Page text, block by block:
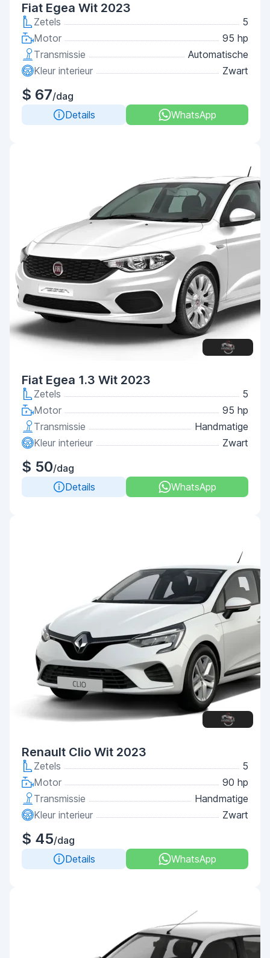
Fiat Egea Wit 2023
Zetels
5
Motor
95 hp
Transmissie
Automatische
Kleur interieur
Zwart
$ 67/dag
Details
WhatsApp
Fiat Egea 1.3 Wit 2023
Zetels
5
Motor
95 hp
Transmissie
Handmatige
Kleur interieur
Zwart
$ 50/dag
Details
WhatsApp
Renault Clio Wit 2023
Zetels
5
Motor
90 hp
Transmissie
Handmatige
Kleur interieur
Zwart
$ 45/dag
Details
WhatsApp